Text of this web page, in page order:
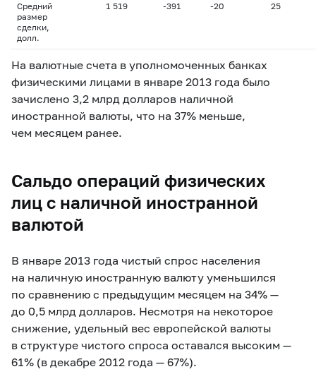
Средний
размер
сделки,
долл.
1 519 -391 -20 25
На валютные счета в уполномоченных банках
физическими лицами в январе 2013 года было
зачислено 3,2 млрд долларов наличной
иностранной валюты, что на 37% меньше,
чем месяцем ранее.
Сальдо операций физических
лиц с наличной иностранной
валютой
В январе 2013 года чистый спрос населения
на наличную иностранную валюту уменьшился
по сравнению с предыдущим месяцем на 34% —
до 0,5 млрд долларов. Несмотря на некоторое
снижение, удельный вес европейской валюты
в структуре чистого спроса оставался высоким —
61% (в декабре 2012 года — 67%).